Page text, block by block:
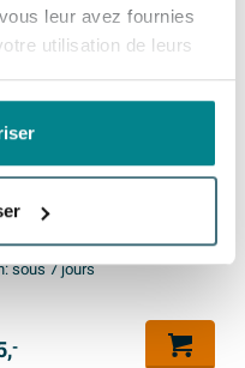
leur avez fournies
utilisation de leurs
miroir - 160x4x80cm
- chauffage -
de couleur -
et interrupteur -
or mat
gratuite
sous 7 jours
-